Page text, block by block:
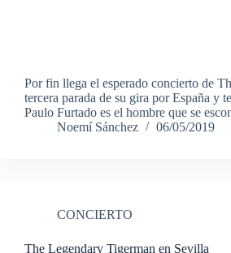
Por fin llega el esperado concierto de
tercera parada de su gira por España y
Paulo Furtado es el hombre que se
Noemí Sánchez
06/05/2019
CONCIERTO
The Legendary Tigerman en Sevilla